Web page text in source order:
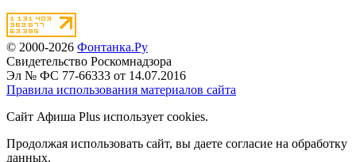
© 2000-2026 Фонтанка.Ру
Свидетельство Роскомнадзора
Эл № ФС 77-66333 от 14.07.2016
Правила использования материалов сайта
Сайт Афиша Plus использует cookies.
Продолжая использовать сайт, вы даете согласие на обработку
данных.